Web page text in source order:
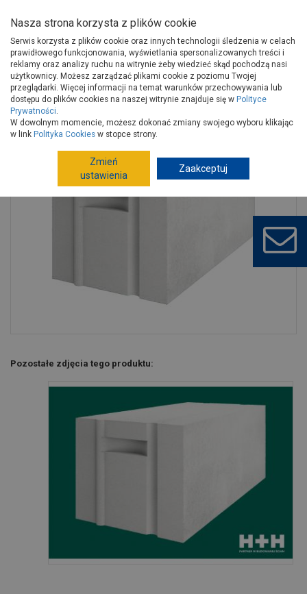
Strona główna Budowa i remont
Ściany, stropy, kominy
Materiały ścienne
Beton komórkowy
Bloczek Gold+ 4,0-500 PWU 200x250x625 mm H+H
Pozostałe zdjęcia tego produktu:
Nasza strona korzysta z plików cookie
Serwis korzysta z plików cookie oraz innych technologii śledzenia w celach
prawidłowego funkcjonowania, wyświetlania spersonalizowanych treści i
reklamy oraz analizy ruchu na witrynie żeby wiedzieć skąd pochodzą nasi
użytkownicy. Możesz zarządzać plikami cookie z poziomu Twojej
przeglądarki. Więcej informacji na temat warunków przechowywania lub
dostępu do plików cookies na naszej witrynie znajduje się w Polityce
Prywatności.
W dowolnym momencie, możesz dokonać zmiany swojego wyboru klikając
w link Polityka Cookies w stopce strony.
Zmień
ustawienia
Zaakceptuj